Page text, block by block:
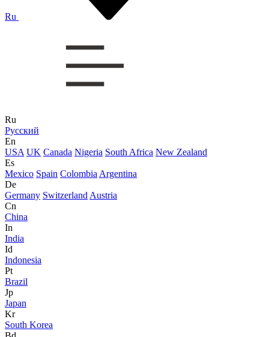
Ru
Ru
Русский
En
USA UK Canada Nigeria South Africa New Zealand
Es
Mexico Spain Colombia Argentina
De
Germany Switzerland Austria
Cn
China
In
India
Id
Indonesia
Pt
Brazil
Jp
Japan
Kr
South Korea